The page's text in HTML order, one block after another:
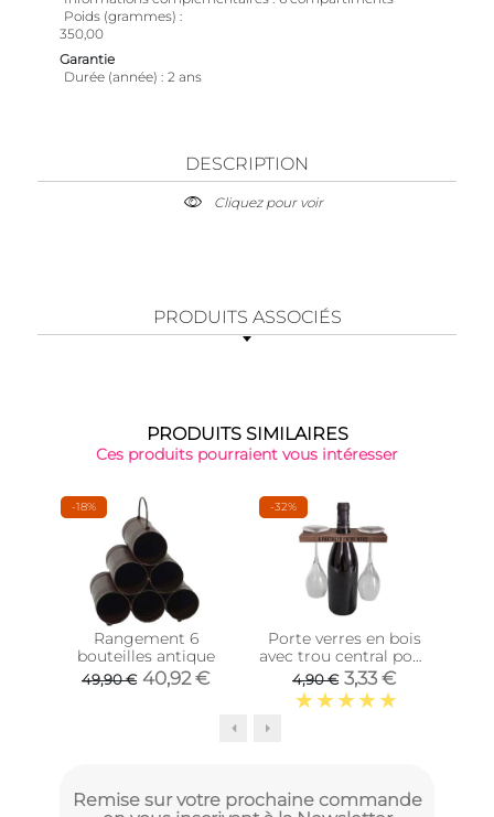
Poids (grammes)
350,00
Garantie
Durée (année)
2 ans
DESCRIPTION
Cliquez pour voir
PRODUITS ASSOCIÉS
PRODUITS SIMILAIRES
Ces produits pourraient vous intéresser
-18%
Rangement 6
bouteilles antique
49,90 € 40,92 €
-32%
Porte verres en bois
avec trou central pour
bouteille Entre amis
(2 verres 2 verres)
4,90 € 3,33 €
Remise sur votre prochaine commande